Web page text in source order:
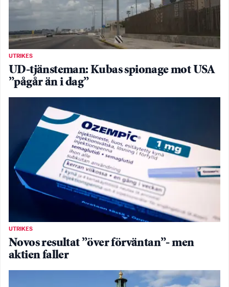
UTRIKES
UD-tjänsteman: Kubas spionage mot USA
”pågår än i dag”
UTRIKES
Novos resultat ”över förväntan”- men
aktien faller